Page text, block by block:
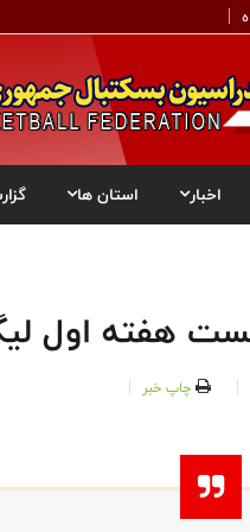
اخبار استان ها
هفته اول
چاپ خبر